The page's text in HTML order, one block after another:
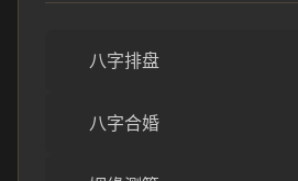
八字排盘
八字合婚